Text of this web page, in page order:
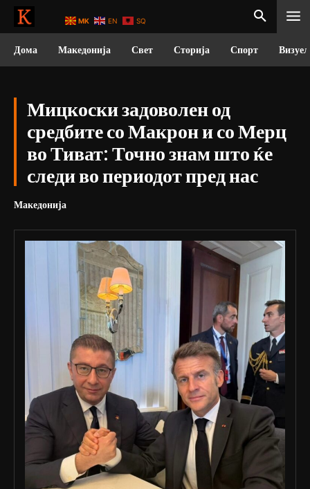
Дома Македонија Свет Сторија Спорт
Мицкоски задоволен од
средбите со Макрон и со Мерц
во Тиват: Точно знам што ќе
следи во периодот пред нас
Македонија
MK EN SQ